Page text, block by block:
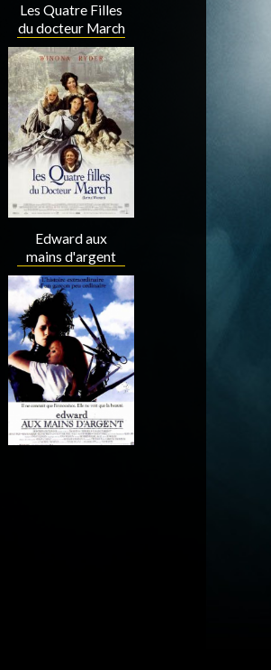
Acteur
Les Quatre Filles
du docteur March
Acteur
Edward aux
mains d'argent